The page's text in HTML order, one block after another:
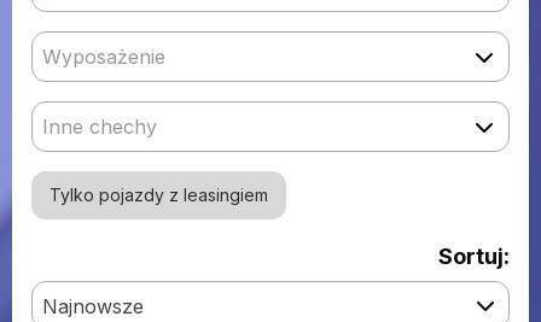
Wyposażenie
Inne chechy
Tylko pojazdy z leasingiem
Sortuj:
Najnowsze